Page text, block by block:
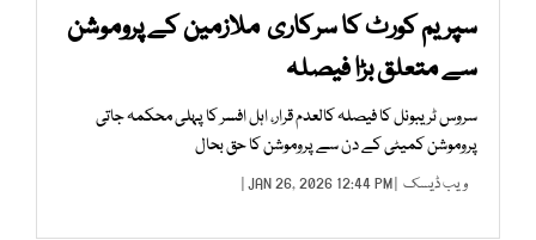
سپریم کورٹ کا سرکاری ملازمین کے پروموشن
سے متعلق بڑا فیصلہ
سروس ٹریبونل کا فیصلہ کالعدم قرار، اہل افسر کا پہلی محکمہ جاتی
پروموشن کمیٹی کے دن سے پروموشن کا حق بحال
ویب ڈیسک | JAN 26, 2026 12:44 PM |